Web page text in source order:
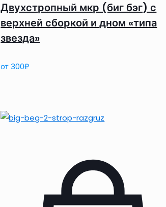
Двухстропный мкр (биг бэг) с
верхней сборкой и дном «типа
звезда»
от300₽